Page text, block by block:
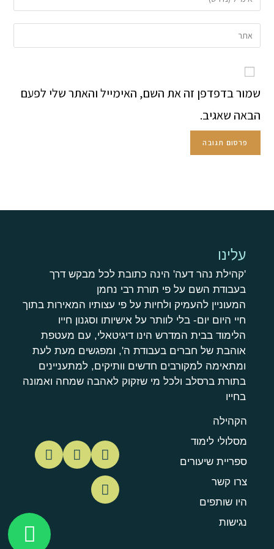
שמור בדפדפן זה את השם, האימייל והאתר שלי לפעם
הבאה שאגיב.
עלינו
'קהילת נהר דעה' הינה כתובת לכל מבקש דרך
בעבודת השם על פי תורת רבי נחמן
המעוניין להעמיק ולחיות על פי עצותיו המאירות בתוך
חיי היום יום- בלי לוותר על אישיותו וסגנון חייו
הלימוד בבית המדרש הינו דיגיטאלי, עם מעטפת
אוהבת של חברים בעבודת ה', ומפגשים מעת לעת
ומתאימה למקורבים חדשים וותיקים, למתעניינים
בתורת ברסלב ולכל מי שזקוק לאהבה שמחה ואמונה
בחייו
הקהילה
מסלולי לימוד
ספריית שיעורים
צרו קשר
היו שותפים
נגישות